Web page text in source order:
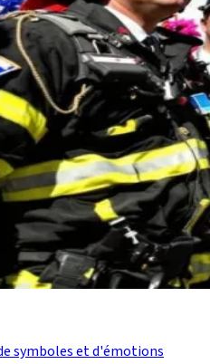
symboles et d'émotions